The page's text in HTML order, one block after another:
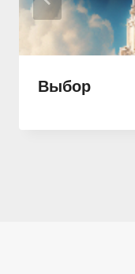
Выбор